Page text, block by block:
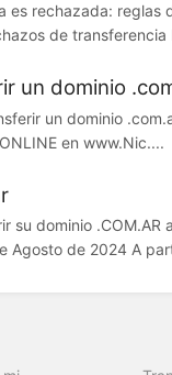
es rechazada: reglas
de transferencia
un dominio
un dominio
en www.Nic....
su dominio .COM.AR
Agosto de 2024 A